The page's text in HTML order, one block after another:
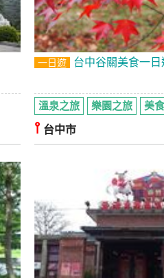
一日遊 台中谷關美食一日
溫泉之旅 樂園之旅 美
⫯ 台中市